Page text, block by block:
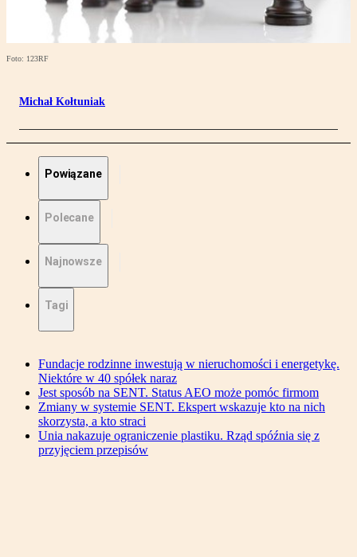
Foto: 123RF
Michał Kołtuniak
Powiązane
Polecane
Najnowsze
Tagi
Fundacje rodzinne inwestują w nieruchomości i energetykę.
Niektóre w 40 spółek naraz
Jest sposób na SENT. Status AEO może pomóc firmom
Zmiany w systemie SENT. Ekspert wskazuje kto na nich
skorzysta, a kto straci
Unia nakazuje ograniczenie plastiku. Rząd spóźnia się z
przyjęciem przepisów